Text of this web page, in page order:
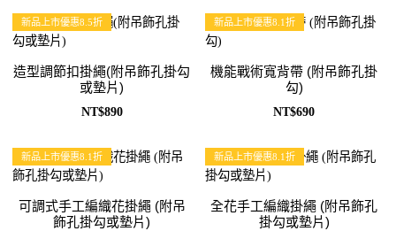
新品上市優惠8.5折
造型調節扣掛繩(附吊飾孔掛勾
或墊片)
NT$890
新品上市優惠8.1折
機能戰術寬背帶 (附吊飾孔掛
勾)
NT$690
新品上市優惠8.1折
可調式手工編織花掛繩 (附吊
飾孔掛勾或墊片)
新品上市優惠8.1折
全花手工編織掛繩 (附吊飾孔
掛勾或墊片)